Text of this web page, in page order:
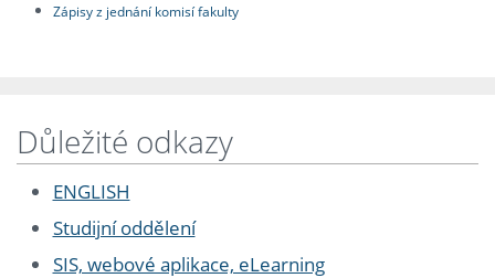
Zápisy z jednání komisí fakulty
Důležité odkazy
ENGLISH
Studijní oddělení
SIS, webové aplikace, eLearning